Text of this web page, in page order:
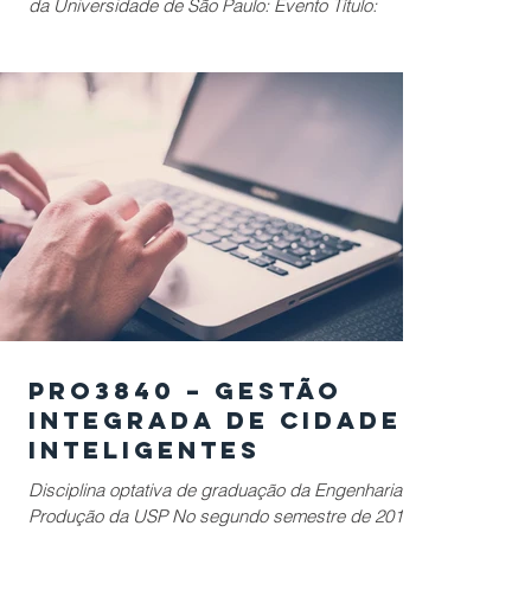
da Universidade de São Paulo: Evento Título:
PRO3840 – Gestão
Integrada de Cidades
Inteligentes
Disciplina optativa de graduação da Engenharia de
Produção da USP No segundo semestre de 2017 a